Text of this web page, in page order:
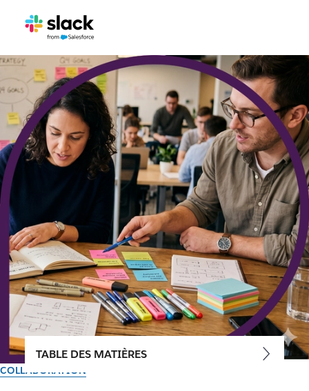
COLLABORATION
TABLE DES MATIÈRES